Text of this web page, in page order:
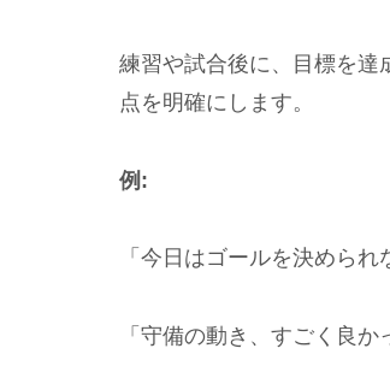
練習や試合後に、目標を達
点を明確にします。
例:
「今日はゴールを決めら
「守備の動き、すごく良